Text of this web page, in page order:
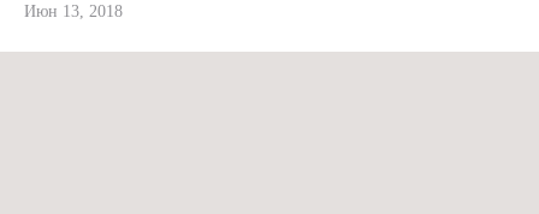
Июн 13, 2018